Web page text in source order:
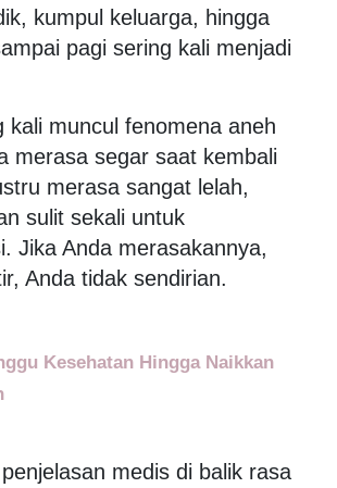
kumpul keluarga, hingga
pagi sering kali menjadi
kali muncul fenomena aneh
merasa segar saat kembali
merasa sangat lelah,
sulit sekali untuk
Jika Anda merasakannya,
Anda tidak sendirian.
Kesehatan Hingga Naikkan
medis di balik rasa